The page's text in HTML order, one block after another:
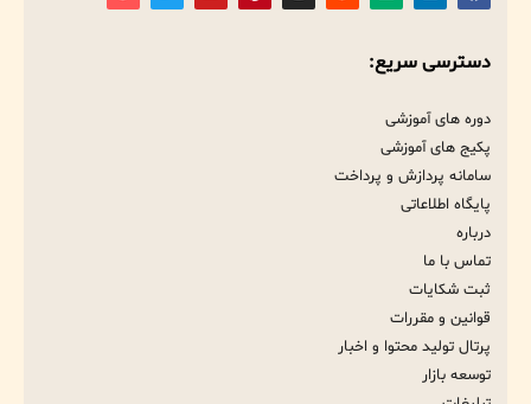
دسترسی سریع:
دوره های آموزشی
پکیج های آموزشی
سامانه پردازش و پرداخت
پایگاه اطلاعاتی
درباره
تماس با ما
ثبت شکایات
قوانین و مقررات
پرتال تولید محتوا و اخبار
توسعه بازار